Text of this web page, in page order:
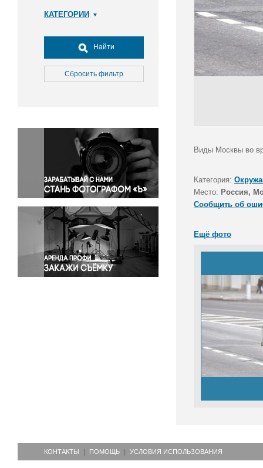
КАТЕГОРИИ
Досуг, туризм и отдых
Культура
Медицина
Окружающая среда
Политика
Правосудие
Происшествия и конфликты
Религия
Светская жизнь
Спорт
Экология
Экономика и бизнес
Найти
Сбросить фильтр
Виды Москвы во
Категория:
Место: Россия,
Сообщить об
Ещё фото
КОНТАКТЫ ПОМОЩЬ УСЛОВИЯ ИСПОЛЬЗОВАНИЯ